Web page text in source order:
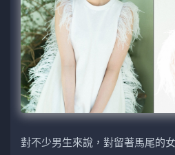
對不少男生來說，對留著馬尾的